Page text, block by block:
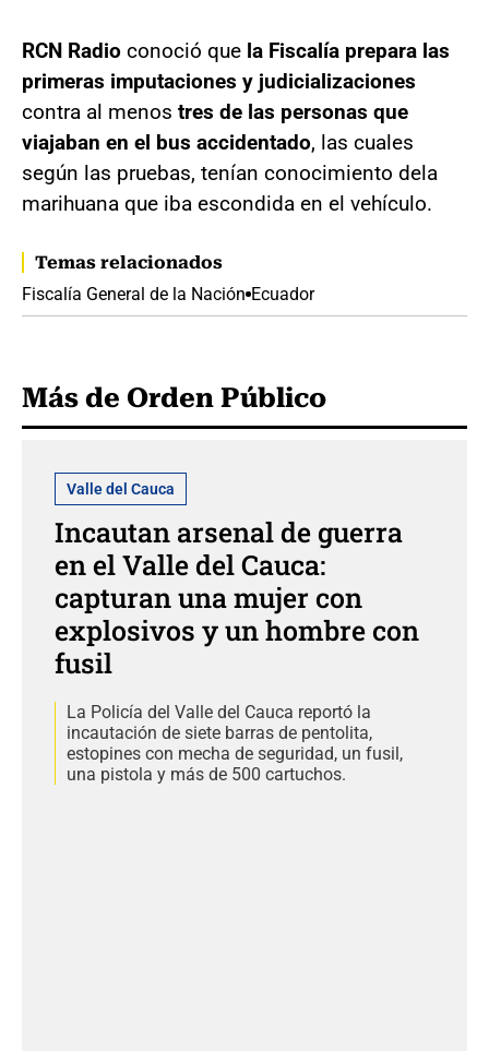
RCN Radio conoció que la Fiscalía prepara las
primeras imputaciones y judicializaciones
contra al menos tres de las personas que
viajaban en el bus accidentado, las cuales
según las pruebas, tenían conocimiento dela
marihuana que iba escondida en el vehículo.
Temas relacionados
Fiscalía General de la Nación Ecuador
Más de Orden Público
Valle del Cauca
Incautan arsenal de guerra
en el Valle del Cauca:
capturan una mujer con
explosivos y un hombre con
fusil
La Policía del Valle del Cauca reportó la
incautación de siete barras de pentolita,
estopines con mecha de seguridad, un fusil,
una pistola y más de 500 cartuchos.